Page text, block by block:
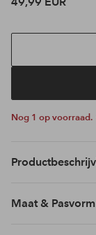
Nog 1 op voorraad.
Maat & Pasvorm